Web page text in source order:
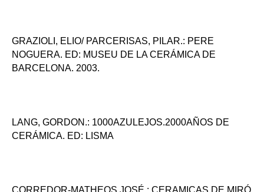
GRAZIOLI, ELIO/ PARCERISAS, PILAR.: PERE
NOGUERA. ED: MUSEU DE LA CERÁMICA DE
BARCELONA. 2003.
LANG, GORDON.: 1000AZULEJOS.2000AÑOS DE
CERÁMICA. ED: LISMA
CORREDOR-MATHEOS,JOSÉ.: CERAMICAS DE MIRÓ